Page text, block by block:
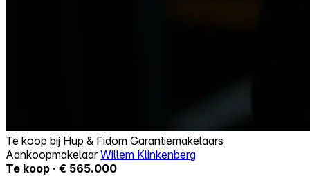
Te koop bij Hup & Fidom Garantiemakelaars
AankoopmakelaarWillem Klinkenberg
Te koop · € 565.000